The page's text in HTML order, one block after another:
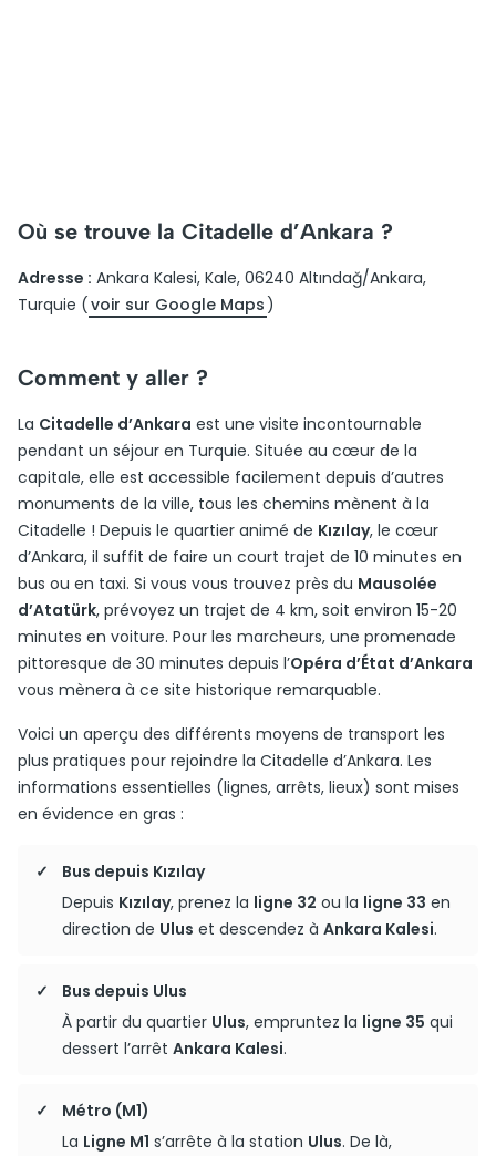
Où se trouve la Citadelle d’Ankara ?
Adresse : Ankara Kalesi, Kale, 06240 Altındağ/Ankara,
Turquie (voir sur Google Maps )
Comment y aller ?
La Citadelle d’Ankara est une visite incontournable
pendant un séjour en Turquie. Située au cœur de la
capitale, elle est accessible facilement depuis d’autres
monuments de la ville, tous les chemins mènent à la
Citadelle ! Depuis le quartier animé de Kızılay, le cœur
d’Ankara, il suffit de faire un court trajet de 10 minutes en
bus ou en taxi. Si vous vous trouvez près du Mausolée
d’Atatürk, prévoyez un trajet de 4 km, soit environ 15-20
minutes en voiture. Pour les marcheurs, une promenade
pittoresque de 30 minutes depuis l’Opéra d’État d’Ankara
vous mènera à ce site historique remarquable.
Voici un aperçu des différents moyens de transport les
plus pratiques pour rejoindre la Citadelle d’Ankara. Les
informations essentielles (lignes, arrêts, lieux) sont mises
en évidence en gras :
Bus depuis Kızılay
Depuis Kızılay, prenez la ligne 32 ou la ligne 33 en
direction de Ulus et descendez à Ankara Kalesi.
Bus depuis Ulus
À partir du quartier Ulus, empruntez la ligne 35 qui
dessert l’arrêt Ankara Kalesi.
Métro (M1)
La Ligne M1 s’arrête à la station Ulus. De là,